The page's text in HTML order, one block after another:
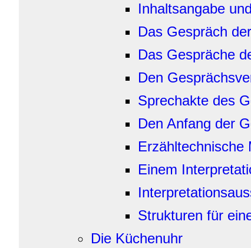
Inhaltsangabe
Das Gespräch
Das Gespräche
Den
Sprechakte des
Den Anfang der
Erzähltechnische
Einem
Strukturen für
Die Küchenuhr